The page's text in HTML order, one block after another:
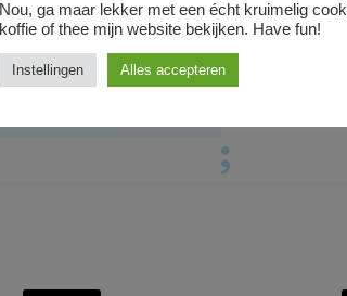
geen spa
babbelen
GAAN WE
Nou, ga maar lekker met een écht kruimelig
koffie of thee mijn website bekijken. Have fun!
Instellingen Alles accepteren